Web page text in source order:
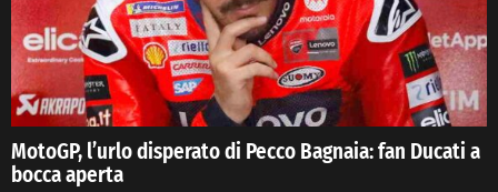
MotoGP, l’urlo disperato di Pecco Bagnaia: fan Ducati a
bocca aperta